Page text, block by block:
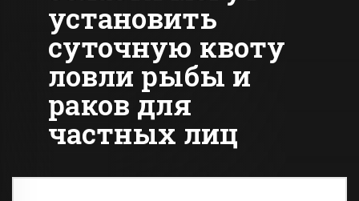
установить
суточную квоту
ловли рыбы и
раков для
частных лиц